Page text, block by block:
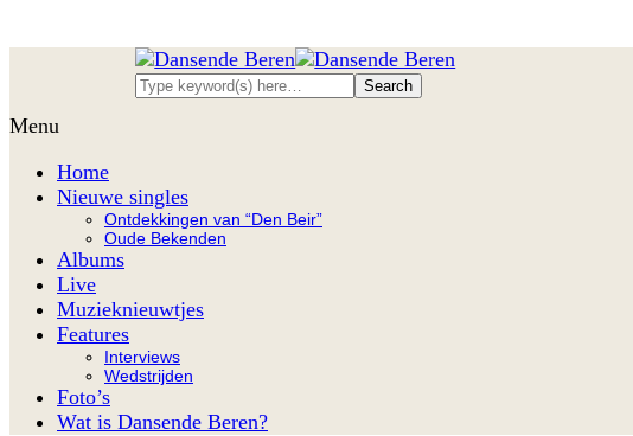
Menu
Home
Nieuwe singles
Ontdekkingen van “Den Beir”
Oude Bekenden
Albums
Live
Muzieknieuwtjes
Features
Interviews
Wedstrijden
Foto’s
Wat is Dansende Beren?